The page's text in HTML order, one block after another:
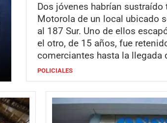
Dos jóvenes habrían sustraído
Motorola de un local ubicado
al 187 Sur. Uno de ellos
el otro, de 15 años, fue
comerciantes hasta la llegada
POLICIALES